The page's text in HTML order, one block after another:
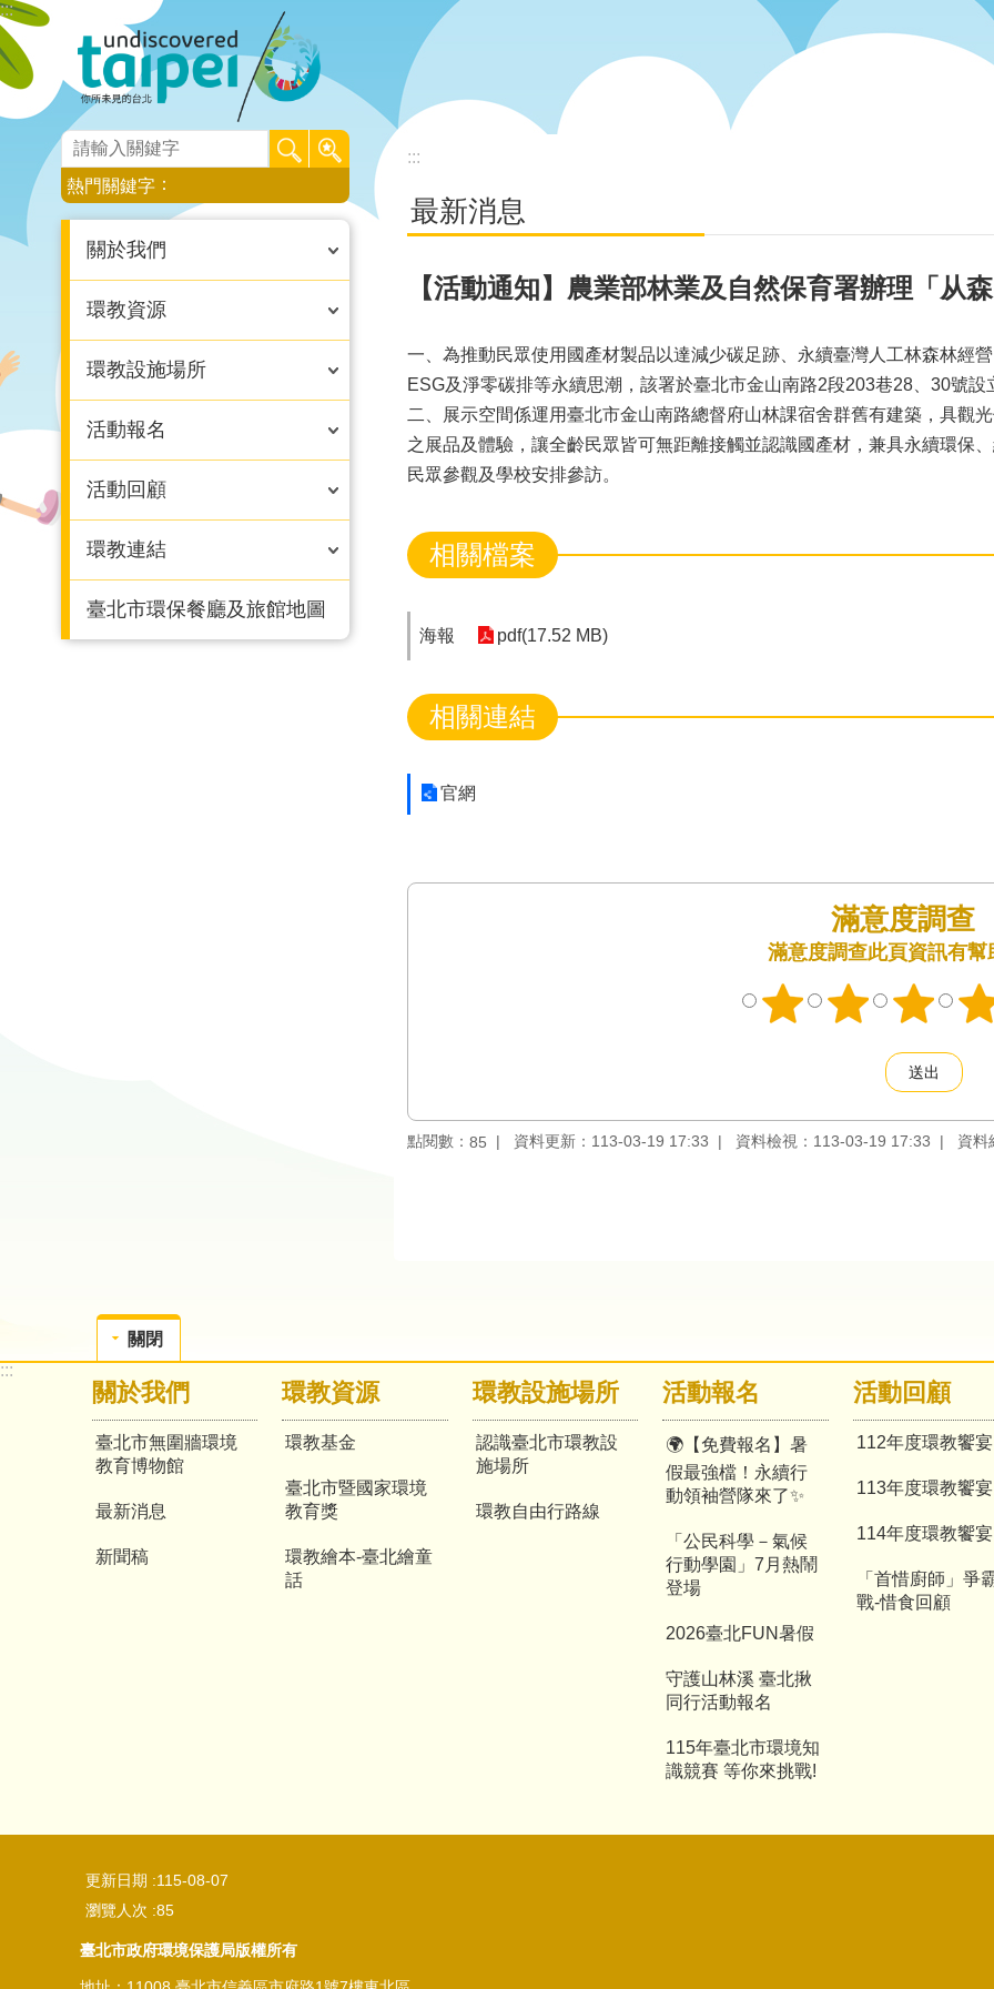
跳到主要內容區塊
:::
:::
熱門關鍵字
關於我們
環教資源
環教設施場所
活動報名
活動回顧
環教連結
臺北市環保餐廳及旅館地圖
:::
最新消息
【活動通知】農業部林業及自然保育署辦理「从
一、為推動民眾使用國產材製品以達減少碳足跡、永續臺灣人工林森林經
ESG及淨零碳排等永續思潮，該署於臺北市金山南路2段203巷28、30號設
二、展示空間係運用臺北市金山南路總督府山林課宿舍群舊有建築，具觀
之展品及體驗，讓全齡民眾皆可無距離接觸並認識國產材，兼具永續環保
民眾參觀及學校安排參訪。
相關檔案
海報 pdf(17.52 MB)
相關連結
官網
滿意度調查此頁資訊有幫
點閱數： 85 資料更新：113-03-19 17:33 資料檢視：113-03-19 17:33 資料
關閉
:::
關於我們
臺北市無圍牆環境
教育博物館
最新消息
新聞稿
環教資源
環教基金
臺北市暨國家環境
教育獎
環教繪本-臺北繪童
話
環教設施場所
認識臺北市環教設
施場所
環教自由行路線
活動報名
🌍【免費報名】暑
假最強檔！永續行
動領袖營隊來了✨
「公民科學－氣候
行動學園」7月熱鬧
登場
2026臺北FUN暑假
守護山林溪 臺北揪
同行活動報名
115年臺北市環境知
識競賽 等你來挑戰!
活動回顧
112年度環教饗宴
113年度環教饗宴
114年度環教饗宴
「首惜廚師」爭
戰-惜食回顧
更新日期
115-08-07
瀏覽人次 85
臺北市政府環境保護局版權所有